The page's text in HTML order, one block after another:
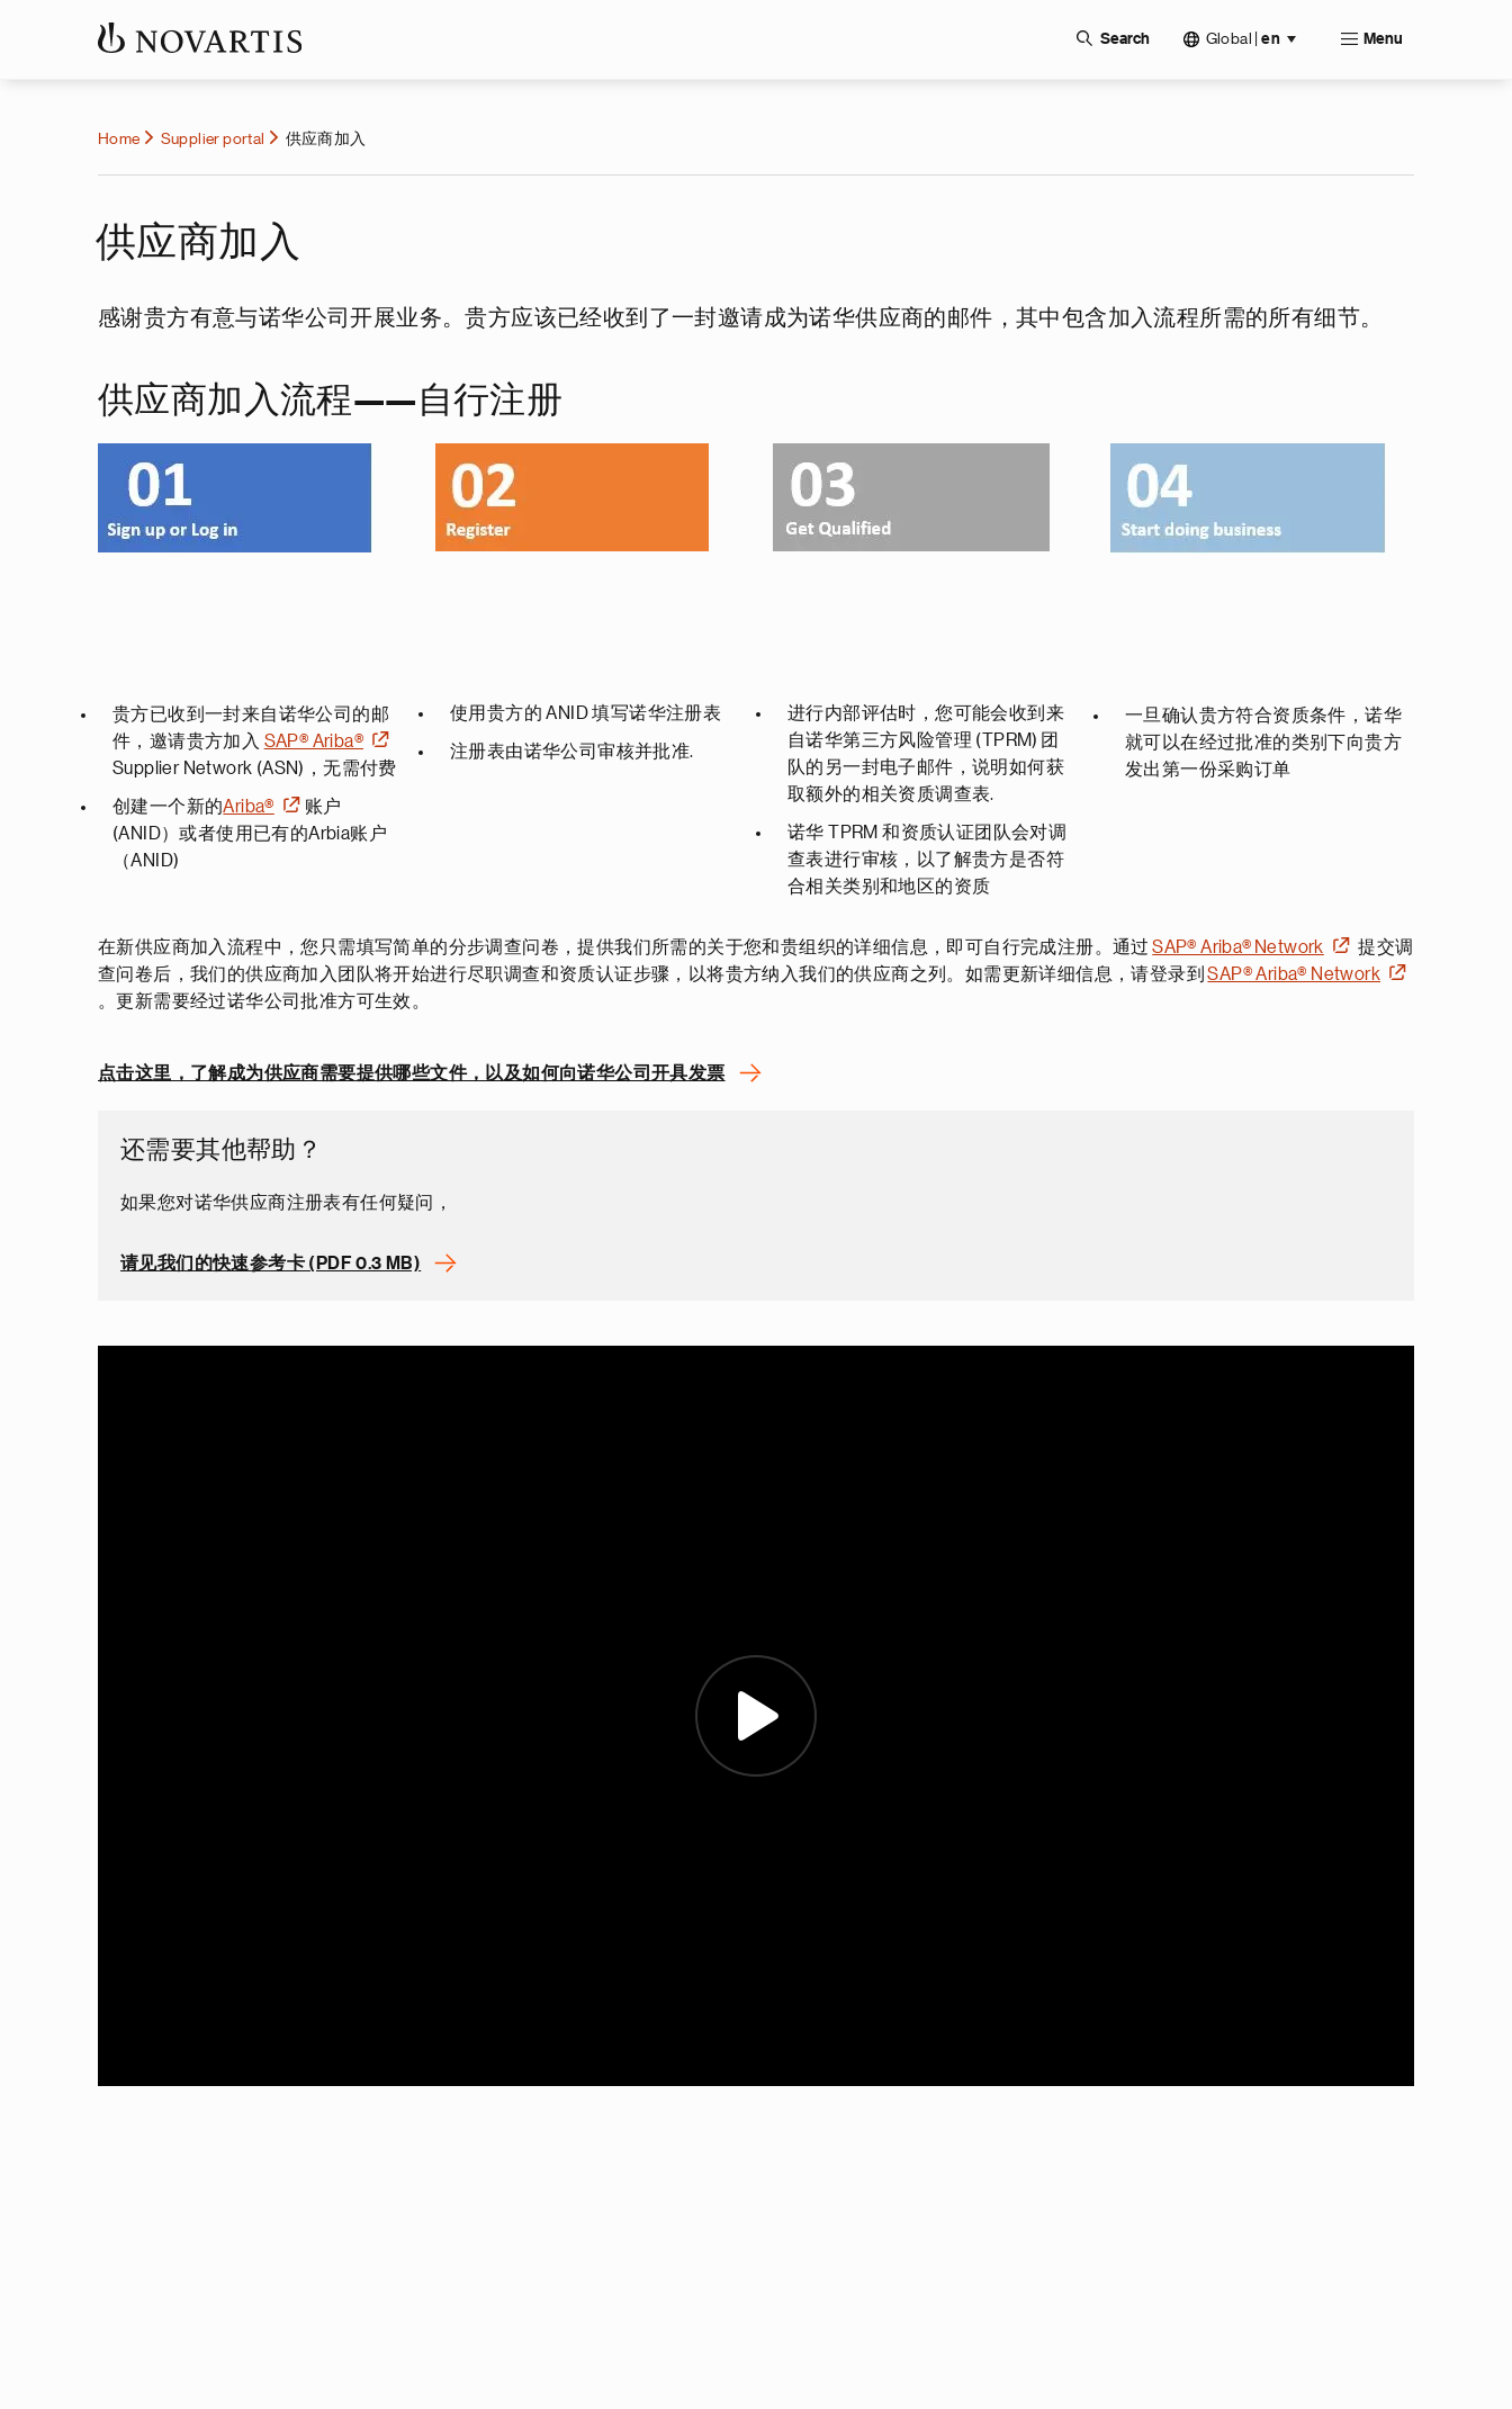
Search Global en Menu
Home Supplier portal 供应商加入
供应商加入
感谢贵方有意与诺华公司开展业务。贵方应该已经收到了一封邀请成为诺华供应商的邮件，其中包含加入流程所需的所有细节。
供应商加入流程——自行注册
贵方已收到一封来自诺华公司的邮
件，邀请贵方加入 SAP® Ariba®
Supplier Network (ASN)，无需付费
创建一个新的Ariba®
账户
(ANID）或者使用已有的Arbia账户
（ANID)
使用贵方的 ANID 填写诺华注册表
注册表由诺华公司审核并批准.
进行内部评估时，您可能会收到来
自诺华第三方风险管理 (TPRM) 团
队的另一封电子邮件，说明如何获
取额外的相关资质调查表.
诺华 TPRM 和资质认证团队会对调
查表进行审核，以了解贵方是否符
合相关类别和地区的资质
一旦确认贵方符合资质条件，诺华
就可以在经过批准的类别下向贵方
发出第一份采购订单
在新供应商加入流程中，您只需填写简单的分步调查问卷，提供我们所需的关于您和贵组织的详细信息，即可自行完成注册。通过SAP® Ariba® Network
提交调
查问卷后，我们的供应商加入团队将开始进行尽职调查和资质认证步骤，以将贵方纳入我们的供应商之列。如需更新详细信息，请登录到SAP® Ariba® Network
。更新需要经过诺华公司批准方可生效。
点击这里，了解成为供应商需要提供哪些文件，以及如何向诺华公司开具发票
还需要其他帮助？
如果您对诺华供应商注册表有任何疑问，
请见我们的快速参考卡 (PDF 0.3 MB)